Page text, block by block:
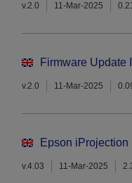
v.2.0 11-Mar-2025
Firmware Update
v.2.0 11-Mar-2025
Epson iProjection
v.4.03 11-Mar-2025